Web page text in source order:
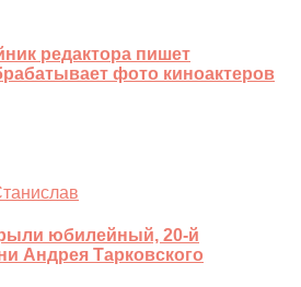
редактора пишет
фото киноактеров
юбилейный, 20-й
Андрея Тарковского